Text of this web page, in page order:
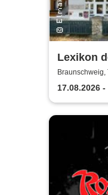
Lexikon
17.08.2026 -